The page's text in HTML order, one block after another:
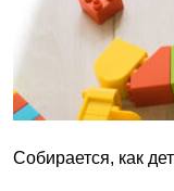
Собирается, как